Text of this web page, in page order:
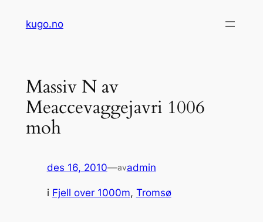
kugo.no
Massiv N av
Meaccevaggejavri 1006
moh
des 16, 2010—avadmin
i Fjell over 1000m, Tromsø